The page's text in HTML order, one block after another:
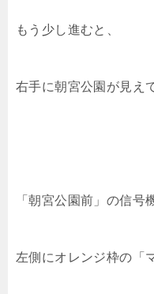
もう少し進むと、
右手に朝宮公園が見え
「朝宮公園前」の信号
左側にオレンジ枠の「